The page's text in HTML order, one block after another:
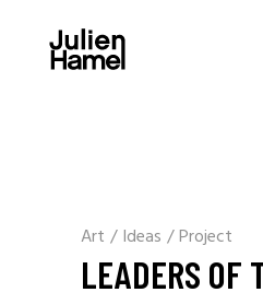
Art / Ideas /Project
LEADERS OF